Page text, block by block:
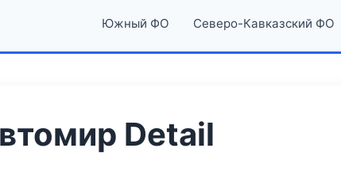
Южный ФО Северо-Кавказский ФО
Detail